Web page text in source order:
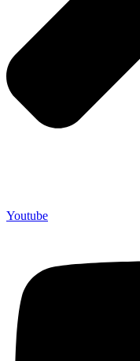
Youtube